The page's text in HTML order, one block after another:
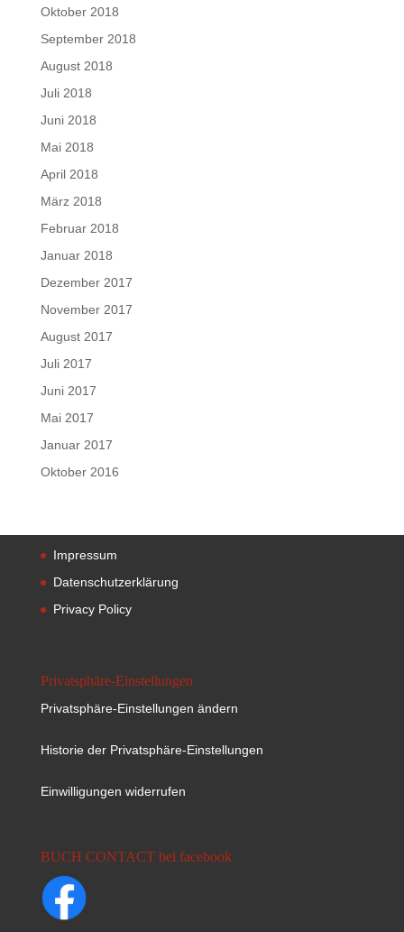
Oktober 2018
September 2018
August 2018
Juli 2018
Juni 2018
Mai 2018
April 2018
März 2018
Februar 2018
Januar 2018
Dezember 2017
November 2017
August 2017
Juli 2017
Juni 2017
Mai 2017
Januar 2017
Oktober 2016
Impressum
Datenschutzerklärung
Privacy Policy
Privatsphäre-Einstellungen
Privatsphäre-Einstellungen ändern
Historie der Privatsphäre-Einstellungen
Einwilligungen widerrufen
BUCH CONTACT bei facebook